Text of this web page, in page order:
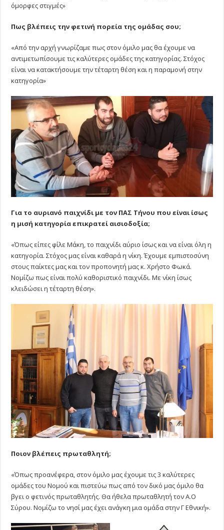
όμορφες στιγμές»
Πως βλέπεις την φετινή πορεία της ομάδας σου;
«Από την αρχή γνωρίζαμε πως στον όμιλο μας θα έχουμε να
αντιμετωπίσουμε τις καλύτερες ομάδες της κατηγορίας. Στόχος
είναι να κατακτήσουμε την τέταρτη θέση και η παραμονή στην
κατηγορία»
Για το αυριανό παιχνίδι με τον ΠΑΣ Τήνου που είναι ίσως
η μισή κατηγορία επικρατεί αισιοδοξία;
«Όπως είπες φίλε Μάκη, το παιχνίδι αύριο ίσως και να είναι όλη η
κατηγορία. Στόχος μας είναι καθαρά η νίκη. Έχουμε εμπιστοσύνη
στους παίκτες μας και τον προπονητή μας κ. Χρήστο Φωκά.
Νομίζω πως είναι πολύ καθοριστικό παιχνίδι. Με νίκη ίσως
κλειδώσει η τέταρτη θέση».
Ποιον βλέπεις πρωταθλητή;
«Όπως προανέφερα, στον όμιλο μας έχουμε τις 3 καλύτερες
ομάδες του Νομού και πιστεύω πως από τον δικό μας όμιλο θα
βγει ο φετινός πρωταθλητής. Θα ήθελα πρωταθλητή τον Α.Ο
Σύρου. Νομίζω το νησί μας έχει ανάγκη μια ομάδα στην Γ Εθνική».